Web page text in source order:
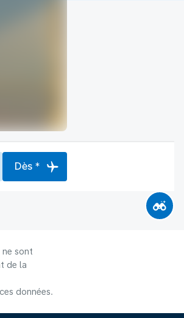
Dès *
ne sont
de la
données.